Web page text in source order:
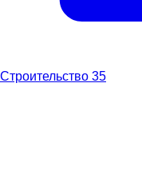
Строительство 35